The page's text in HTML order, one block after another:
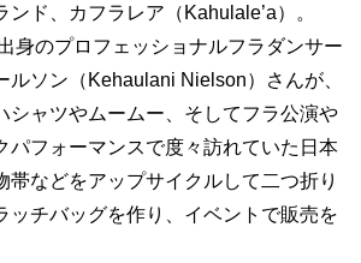
ド、カフラレア（Kahulale’a）。
身のプロフェッショナルフラダンサー
ルソン（Kehaulani Nielson）さんが、
シャツやムームー、そしてフラ公演や
パフォーマンスで度々訪れていた日本
帯などをアップサイクルして二つ折り
ッチバッグを作り、イベントで販売を